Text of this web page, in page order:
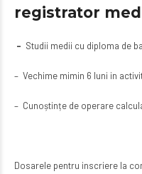
registrator
– Studii medii cu diploma de
– Vechime mimin 6 luni in
– Cunoștințe de operare
Dosarele pentru inscriere la